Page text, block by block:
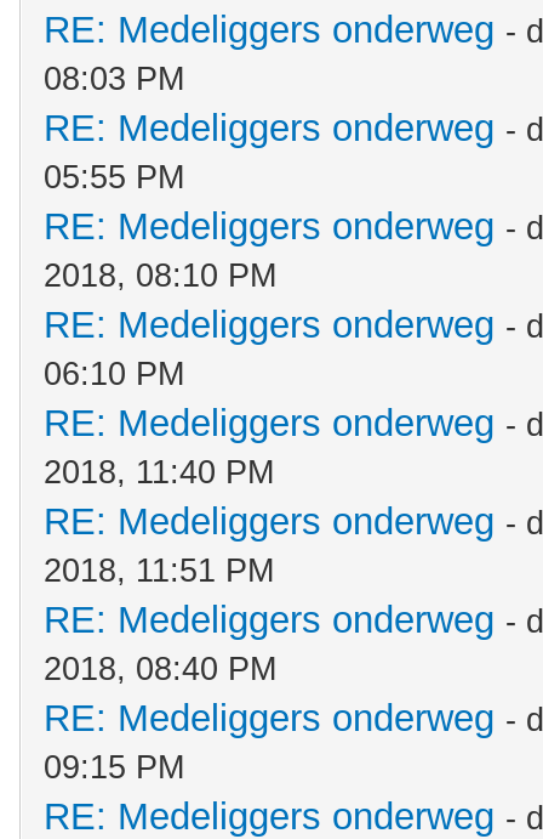
RE: Medeliggers onderweg -
08:03 PM
RE: Medeliggers onderweg -
05:55 PM
RE: Medeliggers onderweg -
2018, 08:10 PM
RE: Medeliggers onderweg -
06:10 PM
RE: Medeliggers onderweg -
2018, 11:40 PM
RE: Medeliggers onderweg -
2018, 11:51 PM
RE: Medeliggers onderweg -
2018, 08:40 PM
RE: Medeliggers onderweg -
09:15 PM
RE: Medeliggers onderweg -